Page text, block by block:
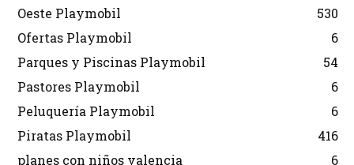
Oeste Playmobil
530
Ofertas Playmobil
6
Parques y Piscinas Playmobil
54
Pastores Playmobil
6
Peluquería Playmobil
6
Piratas Playmobil
416
planes con niños valencia
6